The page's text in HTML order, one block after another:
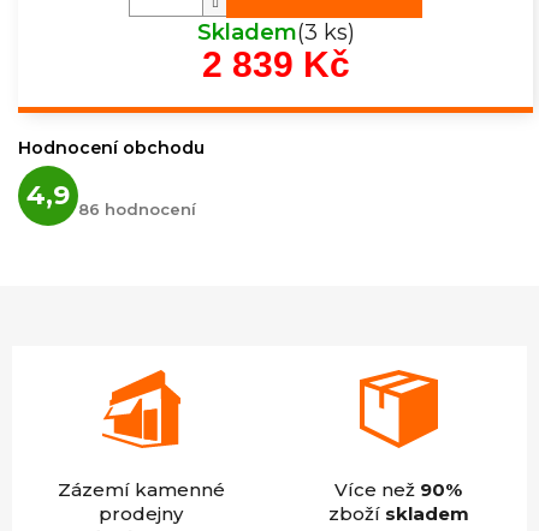
Skladem(3 ks)
2 839 KčMěrná
Hodnocení obchodu
4,9 hodnocení
obchodu
86 hodnocení
Zázemí kamenné
prodejny
Více než 90%
zboží skladem